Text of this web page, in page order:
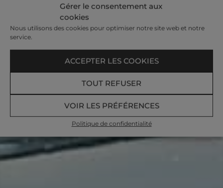
Gérer le consentement aux
cookies
Nous utilisons des cookies pour optimiser notre site web et notre
service.
ACCEPTER LES COOKIES
TOUT REFUSER
VOIR LES PRÉFÉRENCES
Politique de confidentialité